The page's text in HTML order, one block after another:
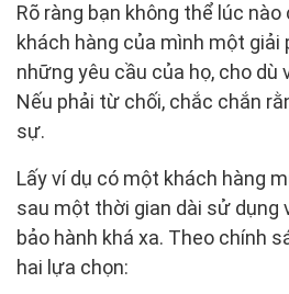
Rõ ràng bạn không thể lúc
khách hàng của mình một giải
những yêu cầu của họ, cho dù
Nếu phải từ chối, chắc chắn
sự.
Lấy ví dụ có một khách hàng
sau một thời gian dài sử dụng
bảo hành khá xa. Theo chính
hai lựa chọn: